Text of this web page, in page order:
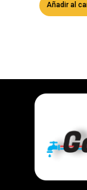
Añadir al